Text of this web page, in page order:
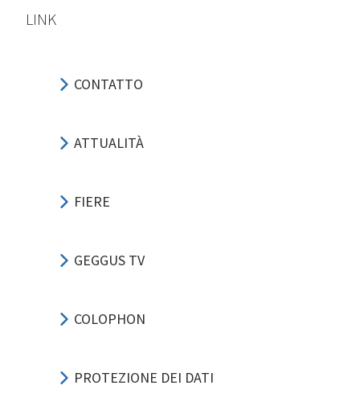
LINK
CONTATTO
ATTUALITÀ
FIERE
GEGGUS TV
COLOPHON
PROTEZIONE DEI DATI